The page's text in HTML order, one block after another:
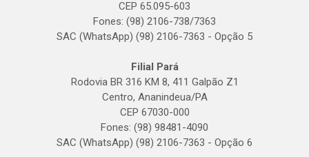
CEP 65.095-603
Fones: (98) 2106-738/7363
SAC (WhatsApp) (98) 2106-7363 - Opção 5
Filial Pará
Rodovia BR 316 KM 8, 411 Galpão Z1
Centro, Ananindeua/PA
CEP 67030-000
Fones: (98) 98481-4090
SAC (WhatsApp) (98) 2106-7363 - Opção 6